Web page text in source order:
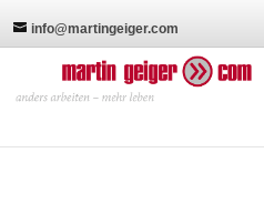
info@martingeiger.com